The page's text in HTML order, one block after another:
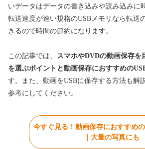
いデータはデータの書き込みや読み込みに
転送速度が速い規格のUSBメモリなら転送
きるので時間の節約になります。
この記事では、 スマホやDVDの動画保存を
を選ぶポイントと動画保存におすすめの
す。また、動画をUSBに保存する方法も解
参考にしてください。
今すぐ見る！動画保存におすすめ
｜大量の写真にも